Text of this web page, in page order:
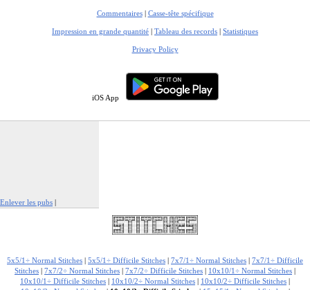
Commentaires| Casse-tête spécifique
Impression en grande quantité | Tableau des records | Statistiques
Privacy Policy
iOS App
Enlever les pubs |
5x5/1÷ Normal Stitches 5x5/1÷ Difficile Stitches 7x7/1÷ Normal Stitches
7x7/1÷ Difficile
Stitches
7x7/2÷ Normal Stitches 7x7/2÷ Difficile Stitches 10x10/1÷ Normal Stitches
10x10/1÷ Difficile Stitches
10x10/2÷ Normal Stitches 10x10/2÷ Difficile Stitches